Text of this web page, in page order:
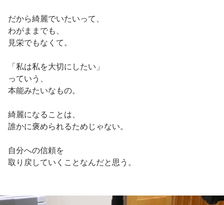
だから綺麗でいたいって、
わがままでも、
見栄でもなくて。
「私は私を大切にしたい」
っていう、
本能みたいなもの。
綺麗になることは、
誰かに褒められるためじゃない。
自分への信頼を
取り戻していくことなんだと思う。